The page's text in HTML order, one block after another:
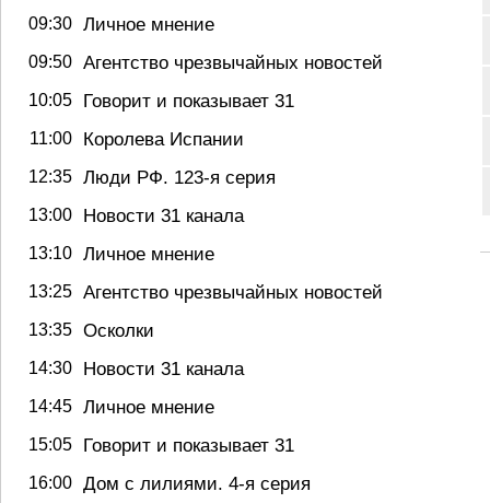
09:30 Личное мнение
09:50 Агентство чрезвычайных новостей
10:05 Говорит и показывает 31
11:00 Королева Испании
12:35 Люди РФ. 123-я серия
13:00 Новости 31 канала
13:10 Личное мнение
13:25 Агентство чрезвычайных новостей
13:35 Осколки
14:30 Новости 31 канала
14:45 Личное мнение
15:05 Говорит и показывает 31
16:00 Дом с лилиями. 4-я серия